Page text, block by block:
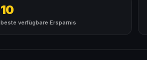
10
beste verfügbare Ersparnis